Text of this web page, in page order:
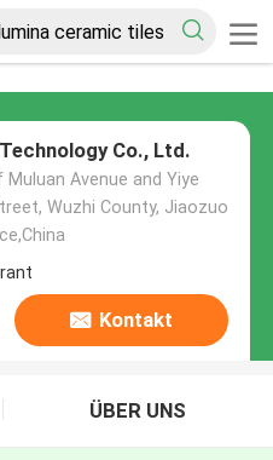
Co., Ltd.
Avenue and Yiye
Wuzhi County, Jiaozuo
Kontakt
ÜBER UNS